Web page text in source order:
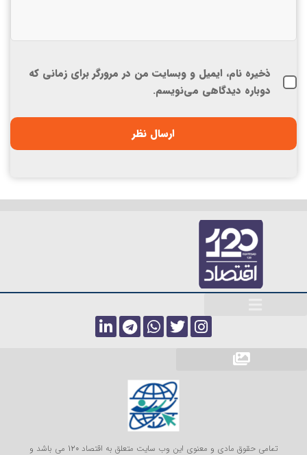
ذخیره نام، ایمیل و وبسایت من در مرورگر برای زمانی که
دوباره دیدگاهی می‌نویسم.
تمامی حقوق مادی و معنوی این وب سایت متعلق به اقتصاد 120 می باشد و